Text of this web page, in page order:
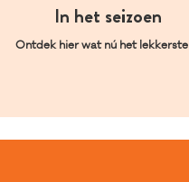
In het seizoen
Ontdek hier wat nú het lekkerste